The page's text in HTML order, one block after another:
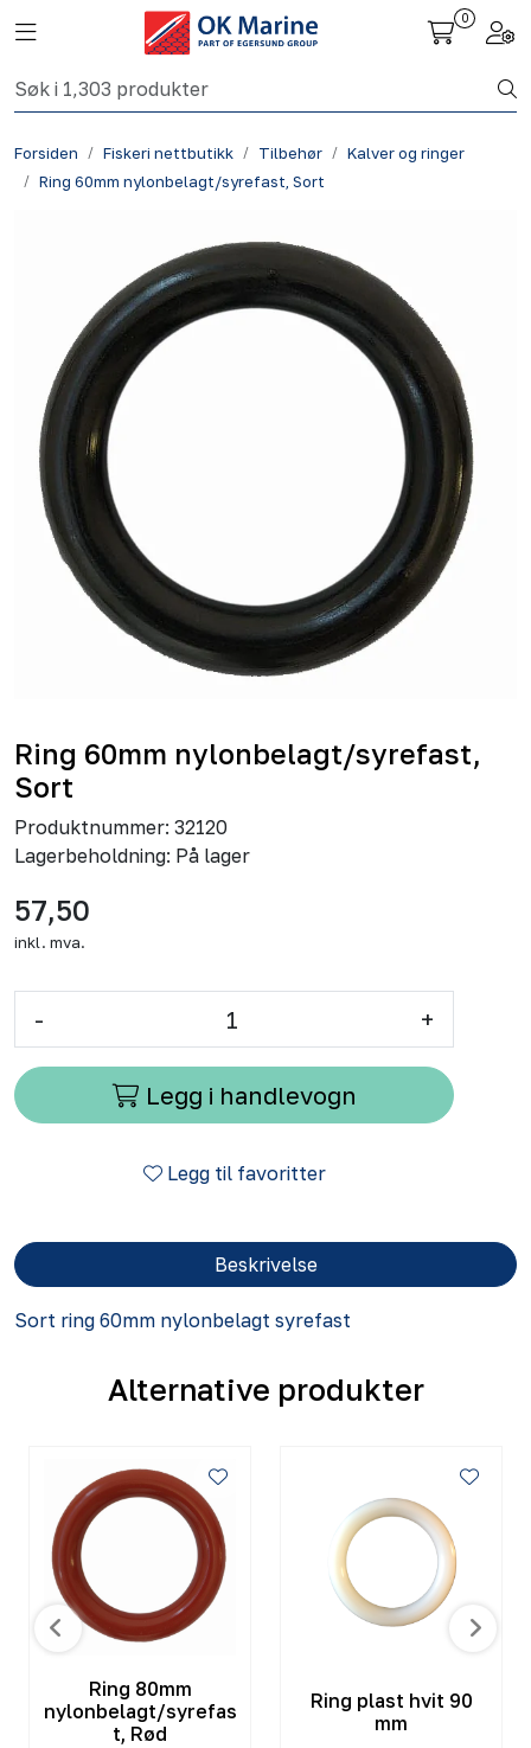
Skip to main content
Toggle navigation
0
Forsiden Fiskeri nettbutikk Tilbehør
Kalver og ringer
Ring 60mm nylonbelagt/syrefast, Sort
Ring 60mm nylonbelagt/syrefast,
Sort
Produktnummer: 32120
Lagerbeholdning: På lager
57,50
inkl. mva.
- +
Legg i handlevogn
Legg til favoritter
Beskrivelse
Sort ring 60mm nylonbelagt syrefast
Alternative produkter
Ring 80mm
nylonbelagt/syrefas
t, Rød
Ring plast hvit 90
mm
Fiskeri nettbutikk
Havbruk
Kontakt